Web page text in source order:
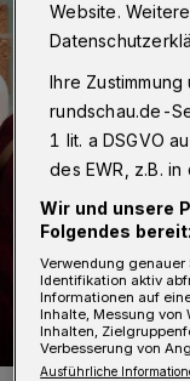
Website.
Ihre
rundschau.de-
1 lit. a DSGVO
des EWR, z.B. in
Wir und unsere
Folgendes
Verwendung
Identifikation aktiv
Informationen auf
Inhalte, Messung von
Inhalten,
Verbesserung von
Ausführliche